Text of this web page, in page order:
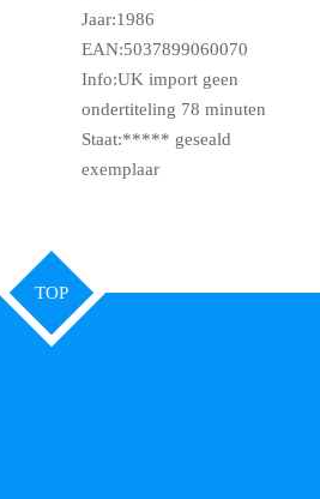
Jaar:1986
EAN:5037899060070
Info:UK import geen
ondertiteling 78 minuten
Staat:***** geseald
exemplaar
TOP